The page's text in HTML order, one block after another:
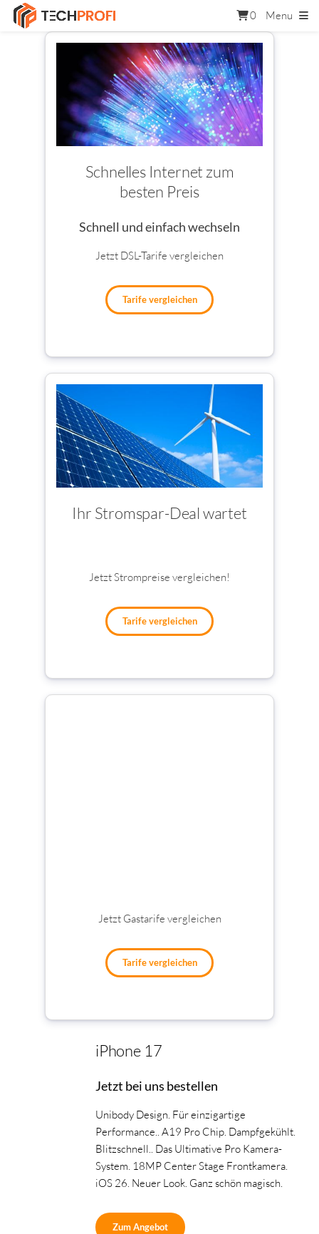
0 Menu
Schnelles Internet zum
besten Preis
Schnell und einfach wechseln
Jetzt DSL-Tarife vergleichen
Tarife vergleichen
Ihr Stromspar-Deal wartet
Jetzt Strompreise vergleichen!
Tarife vergleichen
Jetzt Gastarife vergleichen
Tarife vergleichen
iPhone 17
Jetzt bei uns bestellen
Unibody Design. Für einzigartige
Performance.. A19 Pro Chip. Dampfgekühlt.
Blitzschnell.. Das Ultimative Pro Kamera-
System. 18MP Center Stage Frontkamera.
iOS 26. Neuer Look. Ganz schön magisch.
Zum Angebot